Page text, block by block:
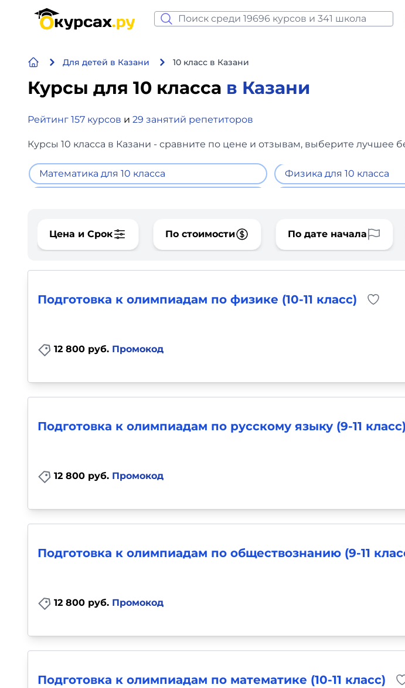
Для детей в Казани 10 класс в Казани
Курсы для 10 класса в Казани
Рейтинг 157 курсов и 29 занятий репетиторов
Курсы 10 класса в Казани - сравните по цене и отзывам, выберите лучшее
Математика для 10 класса Физика для 10 класса
Цена и Срок По стоимости По дате начала
Подготовка к олимпиадам по физике (10-11 класс)
12 800 руб. Промокод
Подготовка к олимпиадам по русскому языку (9-11 класс)
12 800 руб. Промокод
Подготовка к олимпиадам по обществознанию (9-11
12 800 руб. Промокод
Подготовка к олимпиадам по математике (10-11 класс)
Программирование
Бизнес и финансы
Дизайн
Аналитика
Видео, фото, аудио
Иностранный язык
Психология и саморазвитие
Тесты на профориентацию
Бесплатно